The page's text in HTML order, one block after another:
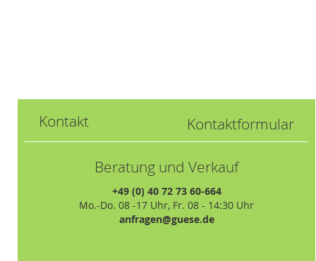
Kontakt Kontaktformular
Beratung und Verkauf
+49 (0) 40 72 73 60-664
Mo.-Do. 08 -17 Uhr, Fr. 08 - 14:30 Uhr
anfragen@guese.de